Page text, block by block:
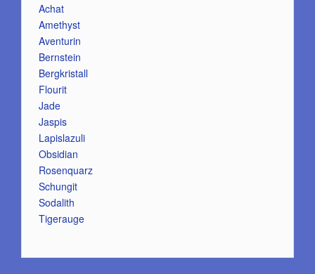
Achat
Amethyst
Aventurin
Bernstein
Bergkristall
Flourit
Jade
Jaspis
Lapislazuli
Obsidian
Rosenquarz
Schungit
Sodalith
Tigerauge